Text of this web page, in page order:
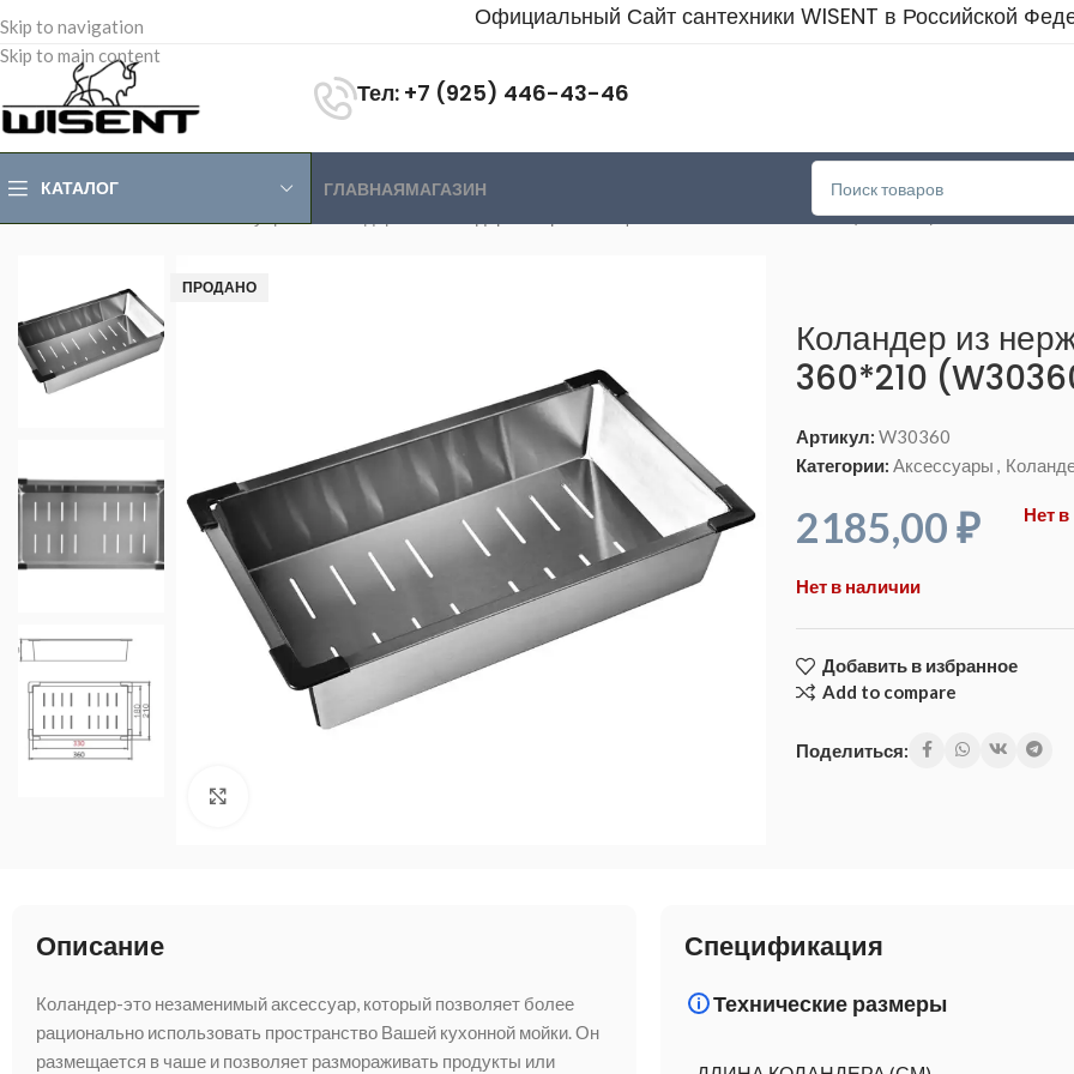
Skip to navigation
Skip to main content
Официальный Сайт сантехники WISENT в Российской
Тел: +7 (925) 446-43-46
КАТАЛОГ ГЛАВНАЯМАГАЗИН
Коландер из нержавеющей стали WISENT 360*210 (W30360)
ПРОДАНО
Коландер из
360*210
Артикул:W30360
Категории: Аксессуары ,
2185,00₽ Нет
Нет в наличии
Добавить в избранное
Add to compare
Поделиться:
Описание
Коландер-это незаменимый аксессуар, который позволяет более
рационально использовать пространство Вашей кухонной мойки. Он
размещается в чаше и позволяет размораживать продукты или
Спецификация
Технические размеры